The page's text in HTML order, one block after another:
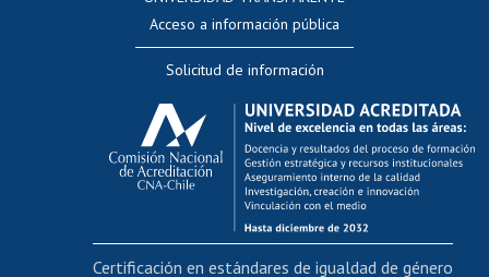
Perfeccionamiento
Editar Portafolio Académico
Evaluación docente
Calificación académica
Postulación al AUCAI
Funcionarias/os
Cursos internos de capacitación
Bienestar del personal
Portal de movilidad interna
Acceso a información pública
Solicitud de información
Certificación en estándares de igualdad de género